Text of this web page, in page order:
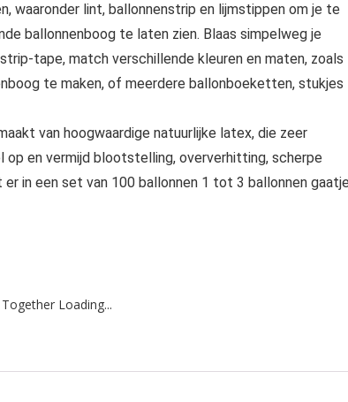
waaronder lint, ballonnenstrip en lijmstippen om je te
ballonnenboog te laten zien. Blaas simpelweg je
tape, match verschillende kleuren en maten, zoals
te maken, of meerdere ballonboeketten, stukjes
van hoogwaardige natuurlijke latex, die zeer
en vermijd blootstelling, oververhitting, scherpe
in een set van 100 ballonnen 1 tot 3 ballonnen
Loading...